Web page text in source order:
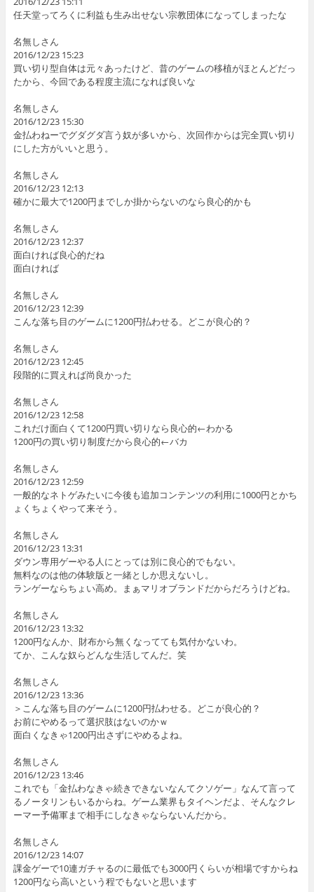
任天堂ってろくに利益も生み出せない宗教団体になってしまったな
名無しさん
2016/12/23 15:23
買い切り型自体は元々あったけど、昔のゲームの移植がほとんどだっ
たから、今回である程度主流になれば良いな
名無しさん
2016/12/23 15:30
金払わねーでグダグダ言う奴が多いから、次回作からは完全買い切り
にした方がいいと思う。
名無しさん
2016/12/23 12:13
確かに最大で1200円までしか掛からないのなら良心的かも
名無しさん
2016/12/23 12:37
面白ければ良心的だね
面白ければ
名無しさん
2016/12/23 12:39
こんな落ち目のゲームに1200円払わせる。どこが良心的？
名無しさん
2016/12/23 12:45
段階的に買えれば尚良かった
名無しさん
2016/12/23 12:58
これだけ面白くて1200円買い切りなら良心的←わかる
1200円の買い切り制度だから良心的←バカ
名無しさん
2016/12/23 12:59
一般的なネトゲみたいに今後も追加コンテンツの利用に1000円とかち
ょくちょくやって来そう。
名無しさん
2016/12/23 13:31
ダウン専用ゲーやる人にとっては別に良心的でもない。
無料なのは他の体験版と一緒としか思えないし。
ランゲーならちょい高め。まぁマリオブランドだからだろうけどね。
名無しさん
2016/12/23 13:32
1200円なんか、財布から無くなってても気付かないわ。
てか、こんな奴らどんな生活してんだ。笑
名無しさん
2016/12/23 13:36
＞こんな落ち目のゲームに1200円払わせる。どこが良心的？
お前にやめるって選択肢はないのかｗ
面白くなきゃ1200円出さずにやめるよね。
名無しさん
2016/12/23 13:46
これでも「金払わなきゃ続きできないなんてクソゲー」なんて言って
るノータリンもいるからね。ゲーム業界もタイヘンだよ、そんなクレ
ーマー予備軍まで相手にしなきゃならないんだから。
名無しさん
2016/12/23 14:07
課金ゲーで10連ガチャるのに最低でも3000円くらいが相場ですからね
1200円なら高いという程でもないと思います